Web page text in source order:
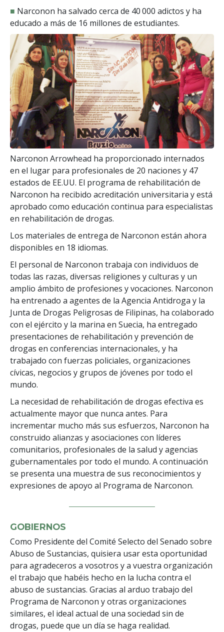
■ Narconon ha salvado cerca de 40 000 adictos y ha
educado a más de 16 millones de estudiantes.
Narconon Arrowhead ha proporcionado internados
en el lugar para profesionales de 20 naciones y 47
estados de EE.UU. El programa de rehabilitación de
Narconon ha recibido acreditación universitaria y está
aprobado como educación continua para especialistas
en rehabilitación de drogas.
Los materiales de entrega de Narconon están ahora
disponibles en 18 idiomas.
El personal de Narconon trabaja con individuos de
todas las razas, diversas religiones y culturas y un
amplio ámbito de profesiones y vocaciones. Narconon
ha entrenado a agentes de la Agencia Antidroga y la
Junta de Drogas Peligrosas de Filipinas, ha colaborado
con el ejército y la marina en Suecia, ha entregado
presentaciones de rehabilitación y prevención de
drogas en conferencias internacionales, y ha
trabajado con fuerzas policiales, organizaciones
cívicas, negocios y grupos de jóvenes por todo el
mundo.
La necesidad de rehabilitación de drogas efectiva es
actualmente mayor que nunca antes. Para
incrementar mucho más sus esfuerzos, Narconon ha
construido alianzas y asociaciones con líderes
comunitarios, profesionales de la salud y agencias
gubernamentales por todo el mundo. A continuación
se presenta una muestra de sus reconocimientos y
expresiones de apoyo al Programa de Narconon.
GOBIERNOS
Como Presidente del Comité Selecto del Senado sobre
Abuso de Sustancias, quisiera usar esta oportunidad
para agradeceros a vosotros y a vuestra organización
el trabajo que habéis hecho en la lucha contra el
abuso de sustancias. Gracias al arduo trabajo del
Programa de Narconon y otras organizaciones
similares, el ideal actual de una sociedad sin de
drogas, puede que un día se haga realidad.